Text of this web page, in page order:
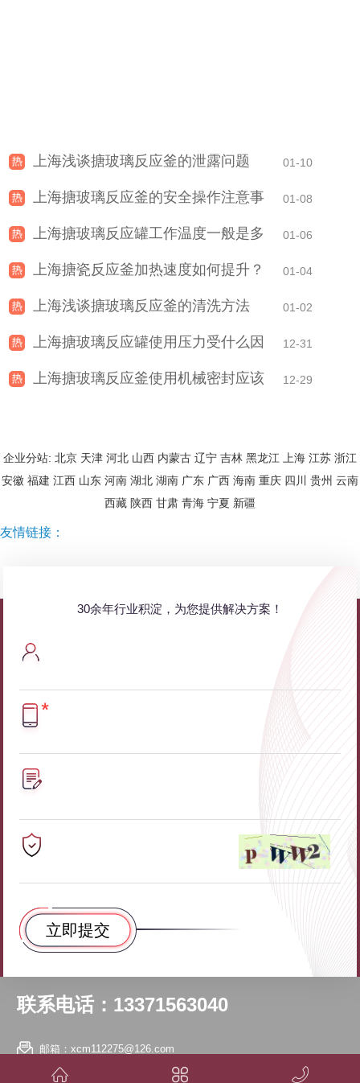
4
5
上海浅谈搪玻璃反应釜的泄露问题 01-10
上海搪玻璃反应釜的安全操作注意事
项有哪些？
01-08
上海搪玻璃反应罐工作温度一般是多
少？
01-06
上海搪瓷反应釜加热速度如何提升？ 01-04
上海浅谈搪玻璃反应釜的清洗方法 01-02
上海搪玻璃反应罐使用压力受什么因
素影响?
12-31
上海搪玻璃反应釜使用机械密封应该
12-29
企业分站: 北京 天津 河北 山西 内蒙古 辽宁 吉林 黑龙江 上海 江苏 浙江
安徽 福建 江西 山东 河南 湖北 湖南 广东 广西 海南 重庆 四川 贵州 云南
西藏 陕西 甘肃 青海 宁夏 新疆
友情链接：
30余年行业积淀，为您提供解决方案！
联系电话：13371563040
邮箱：xcm112275@126.com